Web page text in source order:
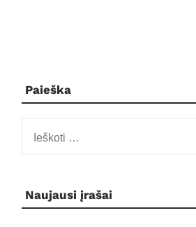
Paieška
Naujausi įrašai